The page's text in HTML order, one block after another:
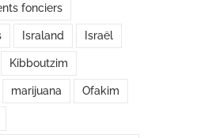
fonciers
Israland Israël
Kibboutzim
marijuana Ofakim